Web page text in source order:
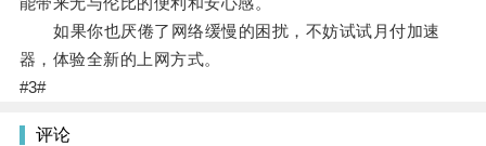
如果你也厌倦了网络缓慢的困扰，不妨试试月付加速
器，体验全新的上网方式。
#3#
评论